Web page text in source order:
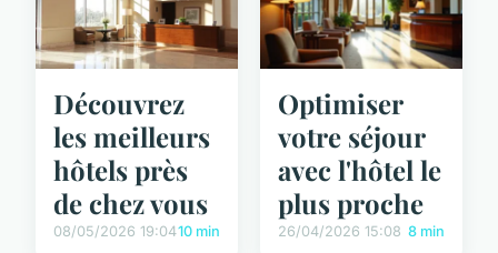
Découvrez
les meilleurs
hôtels près
de chez vous
08/05/2026 19:0410 min
Optimiser
votre séjour
avec l'hôtel le
plus proche
26/04/2026 15:08 8 min